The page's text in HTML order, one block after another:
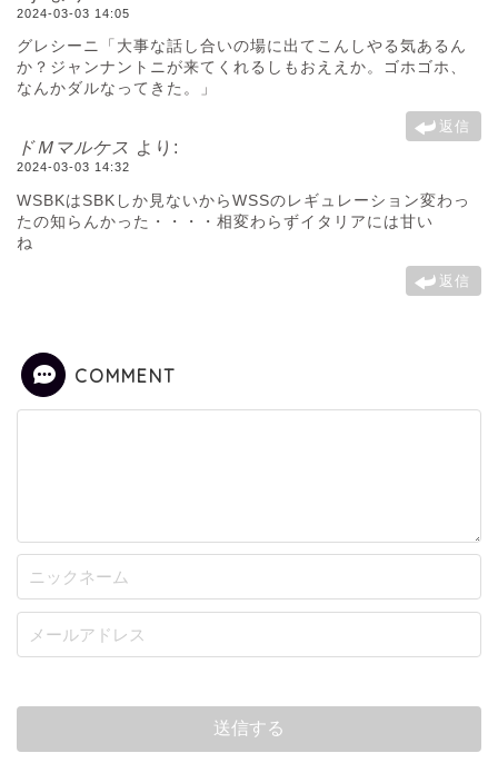
2024-03-03 14:05
グレシーニ「大事な話し合いの場に出てこんしやる気あるん
か？ジャンナントニが来てくれるしもおええか。ゴホゴホ、
なんかダルなってきた。」
返信
ドＭマルケス より:
2024-03-03 14:32
WSBKはSBKしか見ないからWSSのレギュレーション変わっ
たの知らんかった・・・・相変わらずイタリアには甘い
ね
返信
COMMENT